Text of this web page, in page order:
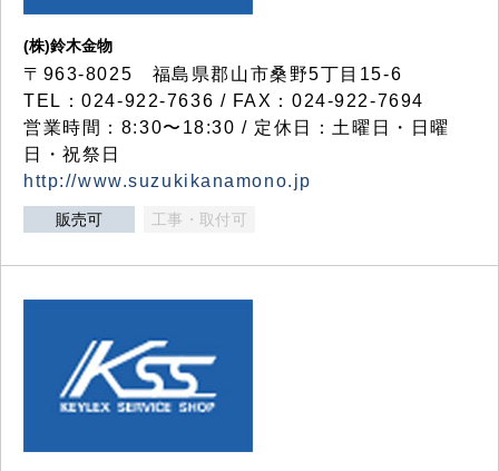
(株)鈴木金物
〒963-8025 福島県郡山市桑野5丁目15-6
TEL：024-922-7636 / FAX：024-922-7694
営業時間：8:30〜18:30 / 定休日：土曜日・日曜
日・祝祭日
http://www.suzukikanamono.jp
販売可 工事・取付可